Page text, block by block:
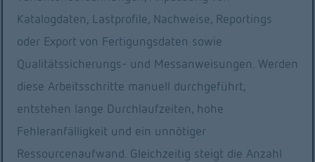
Katalogdaten, Lastprofile, Nachweise, Reportings
oder Export von Fertigungsdaten sowie
Qualitätssicherungs- und Messanweisungen. Werden
diese Arbeitsschritte manuell durchgeführt,
entstehen lange Durchlaufzeiten, hohe
Fehleranfälligkeit und ein unnötiger
Ressourcenaufwand. Gleichzeitig steigt die Anzahl
Beispielscript
Dieses Script erhöht
in jedem Durchlauf
den
Schrägungswinkel
einer Stirnradstufe
um 1°, führt eine